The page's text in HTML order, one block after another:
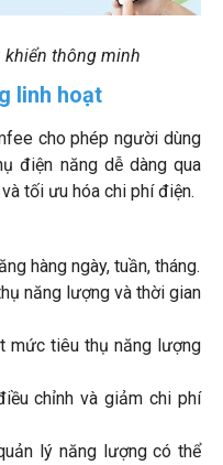
khiển thông minh
linh hoạt
cho phép người dùng
điện năng dễ dàng qua
tối ưu hóa chi phí điện.
hàng ngày, tuần, tháng.
năng lượng và thời gian
mức tiêu thụ năng lượng
chỉnh và giảm chi phí
lý năng lượng có thể